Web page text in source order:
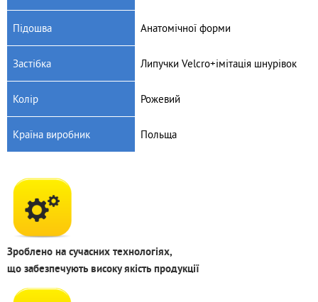
625грн.
Підошва Анатомічної форми
Застібка Липучки Velсro+імітація шнурівок
Колір Рожевий
Країна виробник Польща
Зроблено на сучасних технологіях,
що забезпечують високу якість продукції